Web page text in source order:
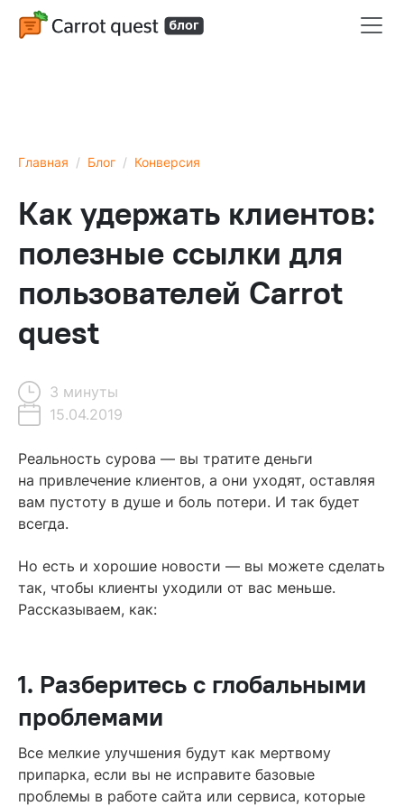
Главная Блог Конверсия
Как удержать клиентов:
полезные ссылки для
пользователей Carrot
quest
3 минуты
15.04.2019
Содержание
1. Разберитесь с глобальными проблемами
2. Анализируйте движение клиента по воронке продаж
4. Измеряйте удовлетворенность клиентов
5. Помогайте клиентам в сложные моменты
7. Возвращайте ушедших клиентов
Читайте также
Реальность сурова — вы тратите деньги
на привлечение клиентов, а они уходят, оставляя
вам пустоту в душе и боль потери. И так будет
всегда.
Но есть и хорошие новости — вы можете сделать
так, чтобы клиенты уходили от вас меньше.
Рассказываем, как:
1. Разберитесь с глобальными
проблемами
Все мелкие улучшения будут как мертвому
припарка, если вы не исправите базовые
проблемы в работе сайта или сервиса, которые